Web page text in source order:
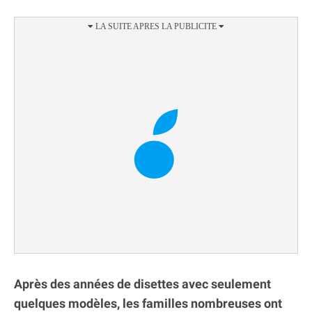
Après des années de disettes avec seulement
quelques modèles, les familles nombreuses ont